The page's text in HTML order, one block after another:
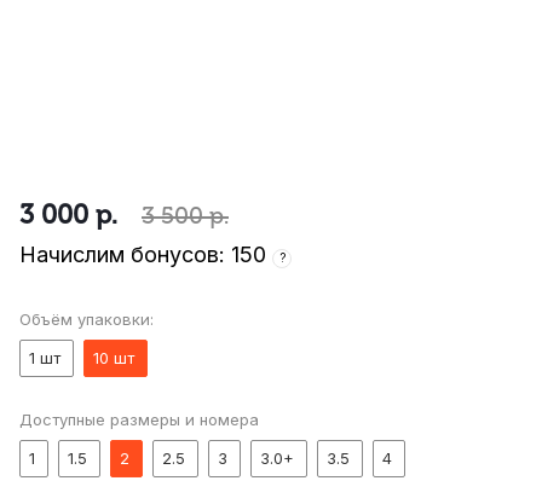
3 000 р. 3 500р.
Начислим бонусов: 150 ?
Объём упаковки:
1 шт
10 шт
Доступные размеры и номера
1
1.5 2 2.5 3 3.0+ 3.5 4